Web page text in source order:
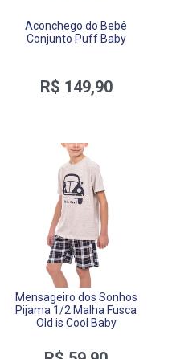
Aconchego do Bebê
Conjunto Puff Baby
R$ 149,90
Mensageiro dos Sonhos
Pijama 1/2 Malha Fusca
Old is Cool Baby